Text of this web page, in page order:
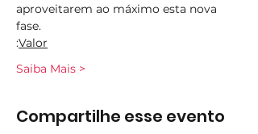
aproveitarem ao máximo esta nova
fase.
:Valor
Saiba Mais >
Compartilhe esse evento